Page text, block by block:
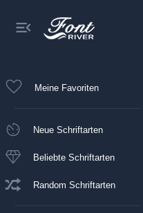
Meine Favoriten
Neue Schriftarten
Beliebte Schriftarten
Random Schriftarten